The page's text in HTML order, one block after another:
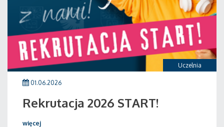
Uczelnia
01.06.2026
Rekrutacja 2026 START!
więcej